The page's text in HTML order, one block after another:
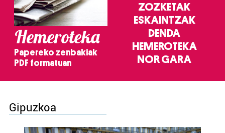
Hemeroteka
Papereko zenbakiak
PDF formatuan
ZOZKETAK
ESKAINTZAK
DENDA
HEMEROTEKA
NOR GARA
Gipuzkoa